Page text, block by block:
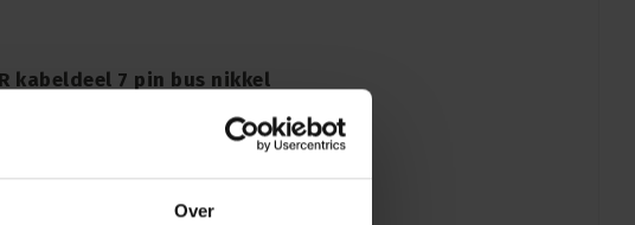
Over
kabeldeel 7 pin bus nikkel
met 7 pinnen, voorzien van een
contacten, ideaal voor